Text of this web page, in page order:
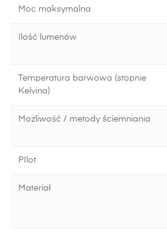
Moc maksymalna
Ilość lumenów
Temperatura barwowa (stopnie
Kelvina)
Możliwość / metody ściemniania
PIlot
Materiał